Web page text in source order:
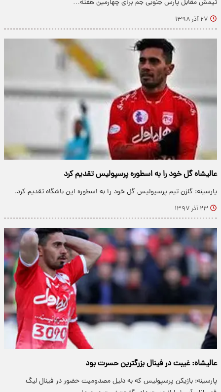
تیمش مقابل پارس جنوبی جم برای چهارمین هفته…
۲۷ آذر ۱۳۹۸
عالیشاه گل خود را به اسطوره پرسپولیس تقدیم کرد
پارسینه: گلزن تیم پرسپولیس گل خود را به اسطوره این باشگاه تقدیم کرد.
۲۳ آذر ۱۳۹۷
عالیشاه: غیبت در فینال بزرگترین حسرت بود
پارسینه: بازیکن پرسپولیس که به دلیل مصدومیت حضور در فینال لیگ